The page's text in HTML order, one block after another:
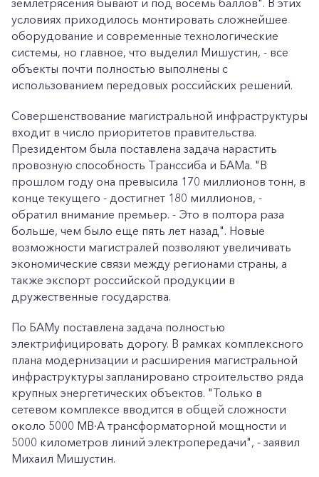
землетрясения бывают и под восемь баллов". В этих
условиях приходилось монтировать сложнейшее
оборудование и современные технологические
системы, но главное, что выделил Мишустин, - все
объекты почти полностью выполнены с
использованием передовых российских решений.
Совершенствование магистральной инфраструктуры
входит в число приоритетов правительства.
Президентом была поставлена задача нарастить
провозную способность Транссиба и БАМа. "В
прошлом году она превысила 170 миллионов тонн, в
конце текущего - достигнет 180 миллионов, -
обратил внимание премьер. - Это в полтора раза
больше, чем было еще пять лет назад". Новые
возможности магистралей позволяют увеличивать
экономические связи между регионами страны, а
также экспорт российской продукции в
дружественные государства.
По БАМу поставлена задача полностью
электрифицировать дорогу. В рамках комплексного
плана модернизации и расширения магистральной
инфраструктуры запланировано строительство ряда
крупных энергетических объектов. "Только в
сетевом комплексе вводится в общей сложности
около 5000 МВ∙А трансформаторной мощности и
5000 километров линий электропередачи", - заявил
Михаил Мишустин.